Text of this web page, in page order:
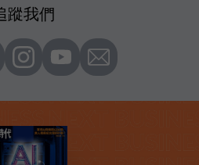
蹤我們